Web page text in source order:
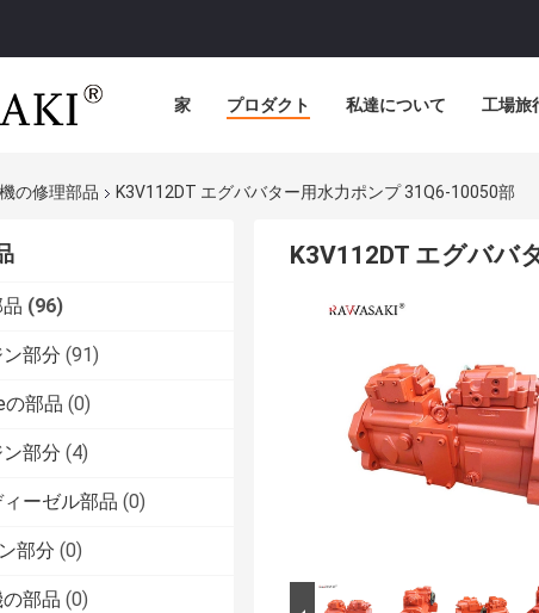
家 プロダクト 私達について 工場旅
の修理部品 K3V112DT エグババター用水力ポンプ 31Q6-10050部
(96)
部分 (91)
の部品 (0)
部分 (4)
ーゼル部品 (0)
部分 (0)
部品 (0)
K3V112DT エグババ